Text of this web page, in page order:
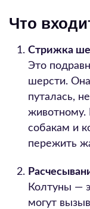
Что
Стрижка
Это
шерсти.
путалась,
собакам и
пережить
Колтуны —
могут